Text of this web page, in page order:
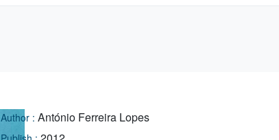
Author : António Ferreira Lopes